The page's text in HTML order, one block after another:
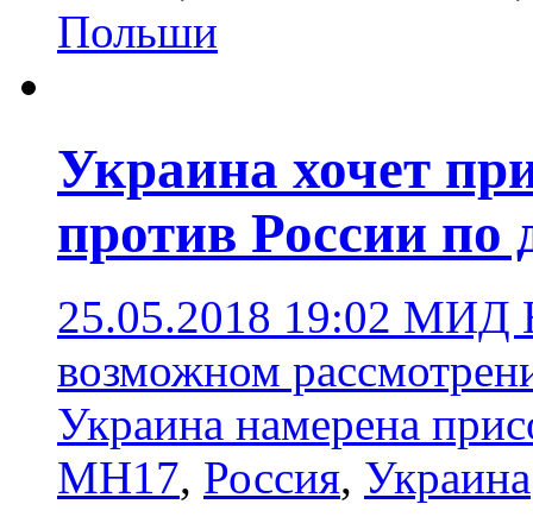
Польши
Украина хочет
против России по
25.05.2018 19:02 МИД
возможном
Украина намерена
MH17, Россия, Украина